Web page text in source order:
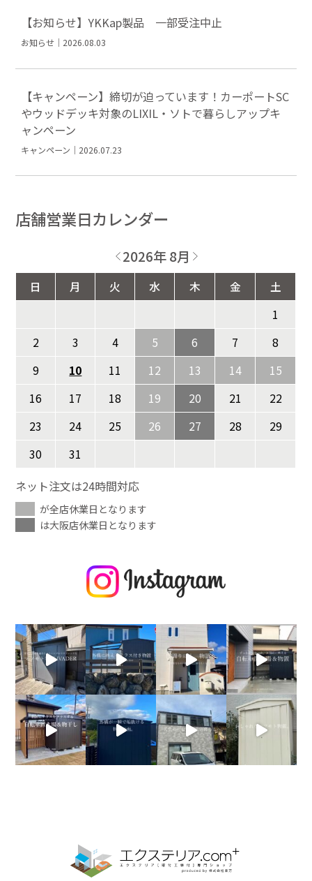
【お知らせ】YKKap製品 一部受注中止
お知らせ｜2026.08.03
【キャンペーン】締切が迫っています！カーポートSC
やウッドデッキ対象のLIXIL・ソトで暮らしアップキ
ャンペーン
キャンペーン｜2026.07.23
店舗営業日カレンダー
2026年 8月
日 月 火 水 木 金
土
1
2
3 4 5 6 7
8
9
10 11 12 13 14
15
16
17 18 19 20 21
22
23
24 25 26 27 28
29
30
31
ネット注文は24時間対応
が全店休業日となります
は大阪店休業日となります